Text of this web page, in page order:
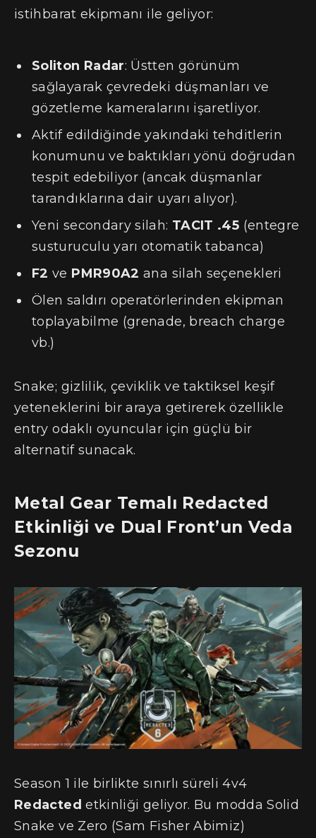
istihbarat ekipmanı ile geliyor:
Soliton Radar: Üstten görünüm
sağlayarak çevredeki düşmanları ve
gözetleme kameralarını işaretliyor.
Aktif edildiğinde yakındaki tehditlerin
konumunu ve baktıkları yönü doğrudan
tespit edebiliyor (ancak düşmanlar
tarandıklarına dair uyarı alıyor).
Yeni secondary silah: TACIT .45 (entegre
susturuculu yarı otomatik tabanca)
F2 ve PMR90A2 ana silah seçenekleri
Ölen saldırı operatörlerinden ekipman
toplayabilme (grenade, breach charge
vb.)
Snake; gizlilik, çeviklik ve taktiksel keşif
yeteneklerini bir araya getirerek özellikle
entry odaklı oyuncular için güçlü bir
alternatif sunacak.
Metal Gear Temalı Redacted
Etkinliği ve Dual Front’un Veda
Sezonu
Season 1 ile birlikte sınırlı süreli 4v4
Redacted etkinliği geliyor. Bu modda Solid
Snake ve Zero (Sam Fisher Abimiz)